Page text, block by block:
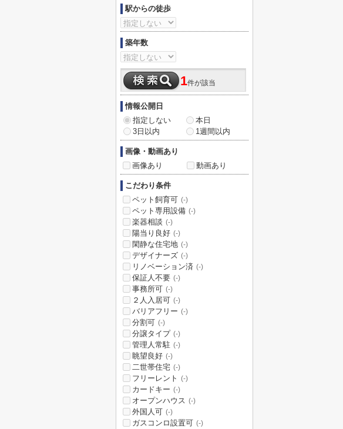
駅からの徒歩
築年数
1件が該当
情報公開日
指定しない
本日
3日以内
1週間以内
画像・動画あり
画像あり
動画あり
こだわり条件
ペット飼育可 (-)
ペット専用設備 (-)
楽器相談 (-)
陽当り良好 (-)
閑静な住宅地 (-)
デザイナーズ (-)
リノベーション済 (-)
保証人不要 (-)
事務所可 (-)
２人入居可 (-)
バリアフリー (-)
分割可 (-)
分譲タイプ (-)
管理人常駐 (-)
眺望良好 (-)
二世帯住宅 (-)
フリーレント (-)
カードキー (-)
オープンハウス (-)
外国人可 (-)
ガスコンロ設置可 (-)